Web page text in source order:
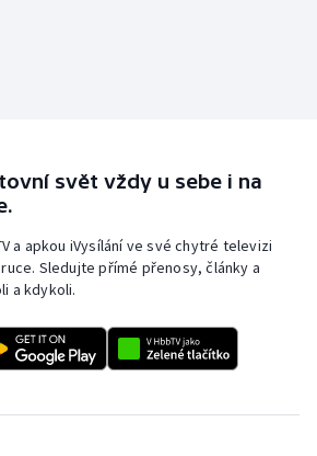
svět vždy u sebe i na
a apkou iVysílání ve své chytré televizi
Sledujte přímé přenosy, články a
a kdykoli.